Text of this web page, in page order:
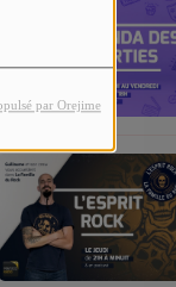
par Orejime